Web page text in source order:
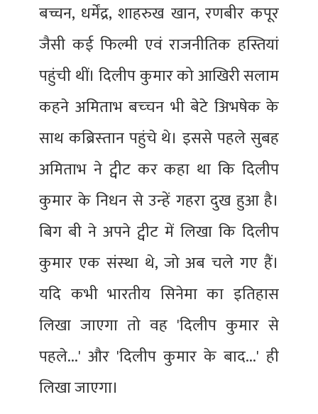
बच्चन, धर्मेंद्र, शाहरुख खान, रणबीर कपूर
जैसी कई फिल्मी एवं राजनीतिक हस्तियां
पहुंची थीं। दिलीप कुमार को आखिरी सलाम
कहने अमिताभ बच्‍चन भी बेटे अिभ‍षेक के
साथ कब्रिस्‍तान पहुंचे थे। इससे पहले सुबह
अमिताभ ने ट्वीट कर कहा था कि दिलीप
कुमार के निधन से उन्‍हें गहरा दुख हुआ है।
बिग बी ने अपने ट्वीट में लिखा कि दिलीप
कुमार एक संस्‍था थे, जो अब चले गए हैं।
यदि कभी भारतीय सिनेमा का इतिहास
लिखा जाएगा तो वह 'दिलीप कुमार से
पहले...' और 'दिलीप कुमार के बाद...' ही
लिखा जाएगा।